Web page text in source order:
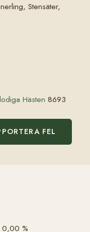
Stensäter,
Hästen 8693
FEL
0,00 %